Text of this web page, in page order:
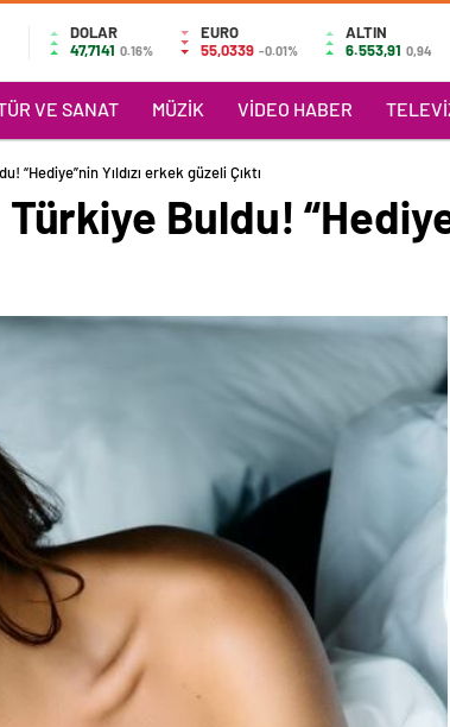
DOLAR
47,7141 0.16%
EURO
55,0339 -0.01%
ALTIN
6.553,91 0,94
VE SANAT MÜZIK VIDEO HABER
“Hediye”nin Yıldızı erkek güzeli Çıktı
Buldu!